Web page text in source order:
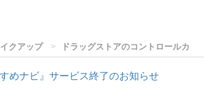
クアップ ドラッグストアのコントロールカ
めナビ』サービス終了のお知らせ